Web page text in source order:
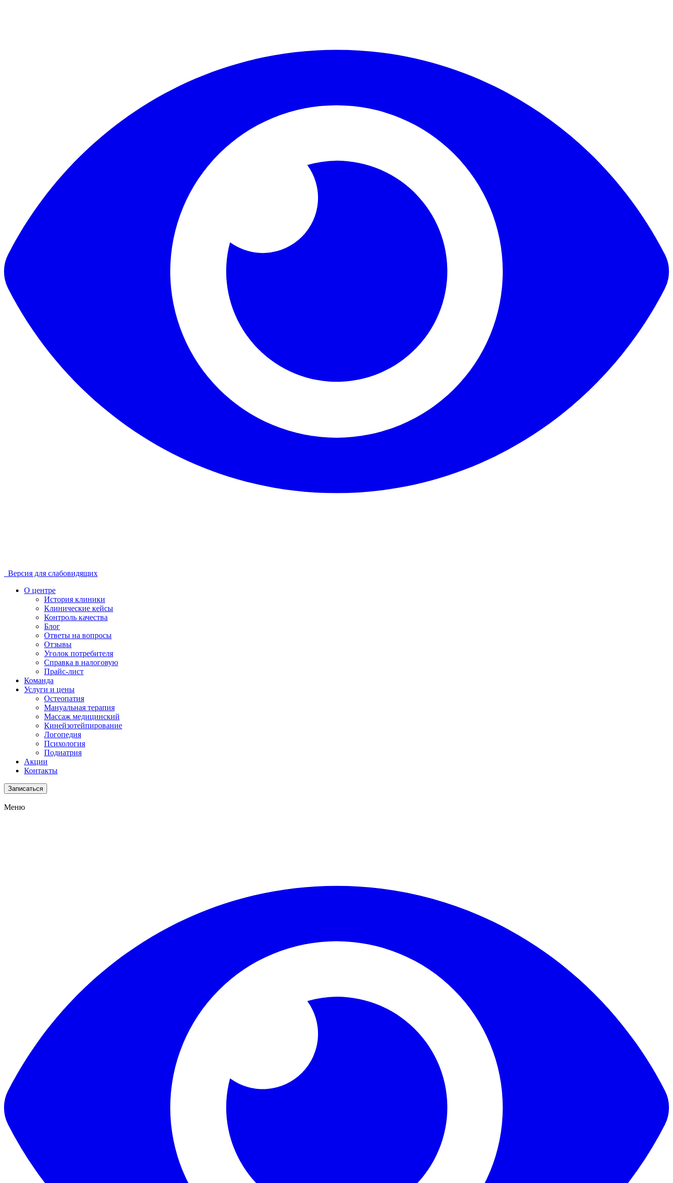
Версия для слабовидящих
О центре
История клиники
Клинические кейсы
Контроль качества
Блог
Ответы на вопросы
Отзывы
Уголок потребителя
Справка в налоговую
Прайс-лист
Команда
Услуги и цены
Остеопатия
Мануальная терапия
Массаж медицинский
Кинейзотейпирование
Логопедия
Психология
Подиатрия
Акции
Контакты
Записаться
Меню